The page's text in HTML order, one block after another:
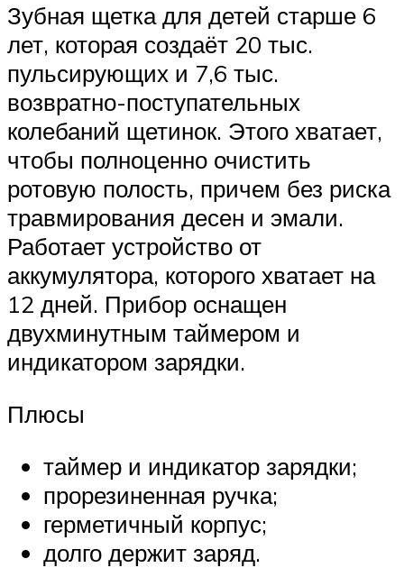
Зубная щетка для детей старше 6
лет, которая создаёт 20 тыс.
пульсирующих и 7,6 тыс.
возвратно-поступательных
колебаний щетинок. Этого хватает,
чтобы полноценно очистить
ротовую полость, причем без риска
травмирования десен и эмали.
Работает устройство от
аккумулятора, которого хватает на
12 дней. Прибор оснащен
двухминутным таймером и
индикатором зарядки.
Плюсы
таймер и индикатор зарядки;
прорезиненная ручка;
герметичный корпус;
долго держит заряд.